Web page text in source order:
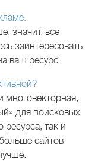
значит, все
заинтересовать
ваш ресурс.
многовекторная,
для поисковых
так и
сайтов